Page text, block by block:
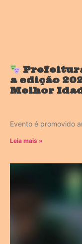
a edição
Melhor
Evento é promovido
Leia mais »